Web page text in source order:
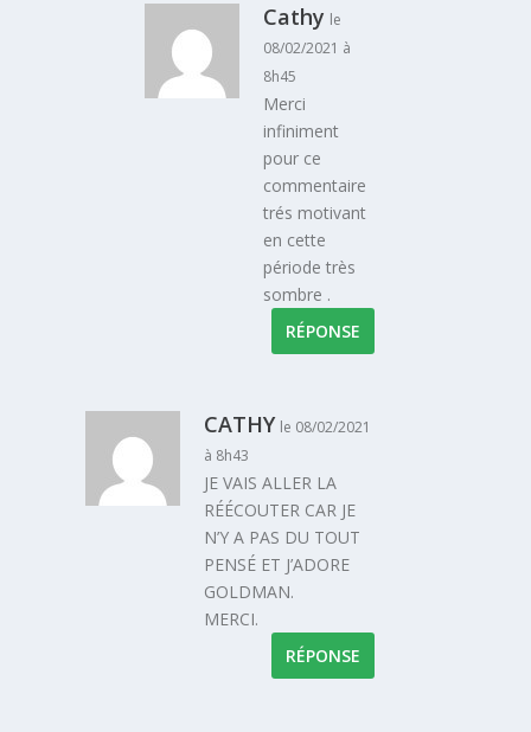
Cathy le
08/02/2021 à
8h45
Merci
infiniment
pour ce
commentaire
trés motivant
en cette
période très
sombre .
RÉPONSE
CATHY le 08/02/2021
à 8h43
JE VAIS ALLER LA
RÉÉCOUTER CAR JE
N’Y A PAS DU TOUT
PENSÉ ET J’ADORE
GOLDMAN.
MERCI.
RÉPONSE